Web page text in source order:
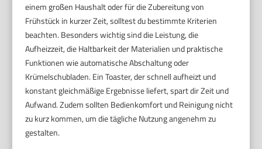
einem großen Haushalt oder für die Zubereitung von
Frühstück in kurzer Zeit, solltest du bestimmte Kriterien
beachten. Besonders wichtig sind die Leistung, die
Aufheizzeit, die Haltbarkeit der Materialien und praktische
Funktionen wie automatische Abschaltung oder
Krümelschubladen. Ein Toaster, der schnell aufheizt und
konstant gleichmäßige Ergebnisse liefert, spart dir Zeit und
Aufwand. Zudem sollten Bedienkomfort und Reinigung nicht
zu kurz kommen, um die tägliche Nutzung angenehm zu
gestalten.